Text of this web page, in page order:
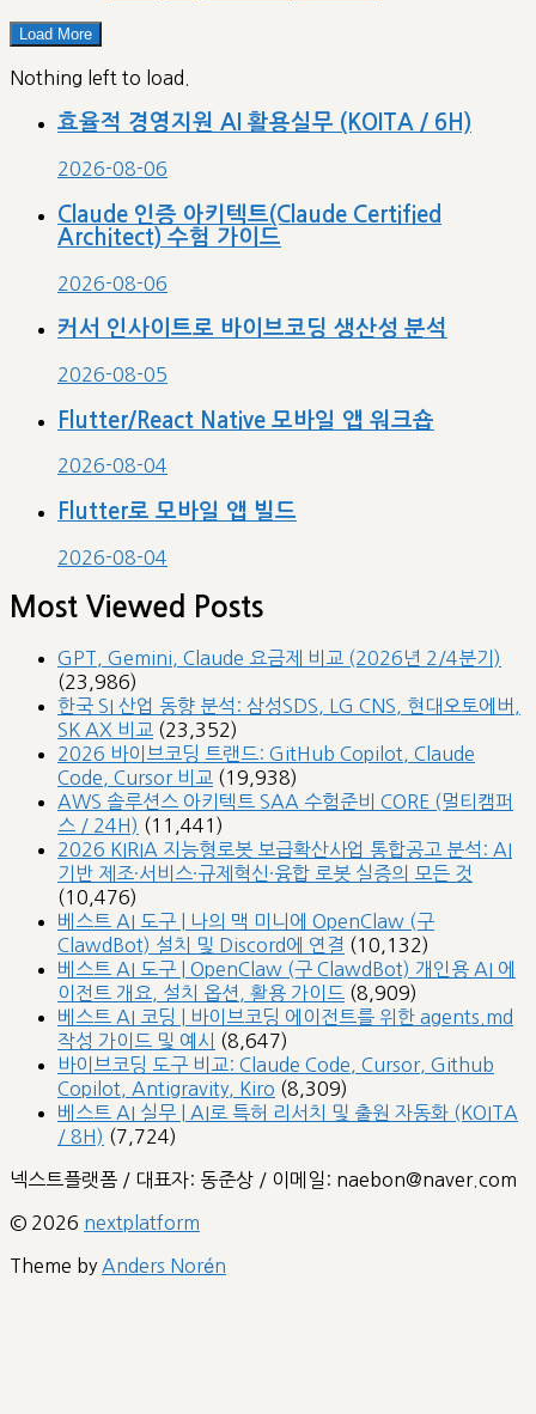
Load More
Nothing left to load.
효율적 경영지원 AI 활용실무 (KOITA / 6H)
2026-08-06
Claude 인증 아키텍트(Claude Certified
Architect) 수험 가이드
2026-08-06
커서 인사이트로 바이브코딩 생산성 분석
2026-08-05
Flutter/React Native 모바일 앱 워크숍
2026-08-04
Flutter로 모바일 앱 빌드
2026-08-04
Most Viewed Posts
GPT, Gemini, Claude 요금제 비교 (2026년 2/4분기)
(23,986)
한국 SI 산업 동향 분석: 삼성SDS, LG CNS, 현대오토에버,
SK AX 비교 (23,352)
2026 바이브코딩 트랜드: GitHub Copilot, Claude
Code, Cursor 비교 (19,938)
AWS 솔루션스 아키텍트 SAA 수험준비 CORE (멀티캠퍼
스 / 24H) (11,441)
2026 KIRIA 지능형로봇 보급확산사업 통합공고 분석: AI
기반 제조·서비스·규제혁신·융합 로봇 실증의 모든 것
(10,476)
베스트 AI 도구 | 나의 맥 미니에 OpenClaw (구
ClawdBot) 설치 및 Discord에 연결 (10,132)
베스트 AI 도구 | OpenClaw (구 ClawdBot) 개인용 AI 에
이전트 개요, 설치 옵션, 활용 가이드 (8,909)
베스트 AI 코딩 | 바이브코딩 에이전트를 위한 agents.md
작성 가이드 및 예시
(8,647)
바이브코딩 도구 비교: Claude Code, Cursor, Github
Copilot, Antigravity, Kiro (8,309)
베스트 AI 실무 | AI로 특허 리서치 및 출원 자동화 (KOITA
/ 8H) (7,724)
넥스트플랫폼 / 대표자: 동준상 / 이메일: naebon@naver.com
© 2026 nextplatform
Theme by Anders Norén